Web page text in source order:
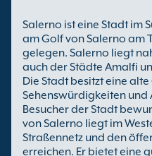
Salerno ist eine Stadt im
am Golf von Salerno am
gelegen. Salerno liegt
auch der Städte Amalfi
Die Stadt besitzt eine
Sehenswürdigkeiten und
Besucher der Stadt
von Salerno liegt im
Straßennetz und den
erreichen. Er bietet eine